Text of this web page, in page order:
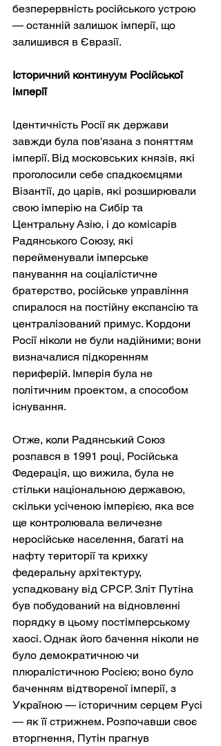
безперервність російського устрою
— останній залишок імперії, що
залишився в Євразії.
Історичний континуум Російської
імперії
Ідентичність Росії як держави
завжди була пов'язана з поняттям
імперії. Від московських князів, які
проголосили себе спадкоємцями
Візантії, до царів, які розширювали
свою імперію на Сибір та
Центральну Азію, і до комісарів
Радянського Союзу, які
перейменували імперське
панування на соціалістичне
братерство, російське управління
спиралося на постійну експансію та
централізований примус. Кордони
Росії ніколи не були надійними; вони
визначалися підкоренням
периферій. Імперія була не
політичним проектом, а способом
існування.
Отже, коли Радянський Союз
розпався в 1991 році, Російська
Федерація, що вижила, була не
стільки національною державою,
скільки усіченою імперією, яка все
ще контролювала величезне
неросійське населення, багаті на
нафту території та крихку
федеральну архітектуру,
успадковану від СРСР. Зліт Путіна
був побудований на відновленні
порядку в цьому постімперському
хаосі. Однак його бачення ніколи не
було демократичною чи
плюралістичною Росією; воно було
баченням відтвореної імперії, з
Україною — історичним серцем Русі
— як її стрижнем. Розпочавши своє
вторгнення, Путін прагнув